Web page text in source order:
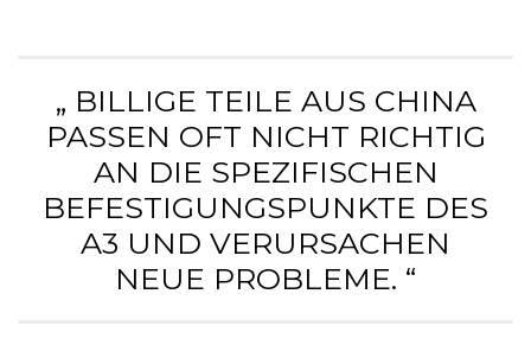
„ BILLIGE TEILE AUS CHINA
PASSEN OFT NICHT RICHTIG
AN DIE SPEZIFISCHEN
BEFESTIGUNGSPUNKTE DES
A3 UND VERURSACHEN
NEUE PROBLEME. “